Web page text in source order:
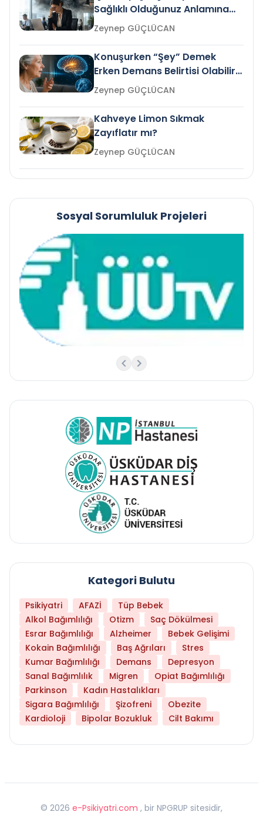
Sağlıklı Olduğunuz Anlamına
Gelir mi?Zeynep GÜÇLÜCAN
Konuşurken “Şey” Demek
Erken Demans Belirtisi Olabilir
mi?
Zeynep GÜÇLÜCAN
Kahveye Limon Sıkmak
Zayıflatır mı?
Zeynep GÜÇLÜCAN
Sosyal Sorumluluk Projeleri
Kategori Bulutu
Psikiyatri AFAZİ
Tüp Bebek
Alkol Bağımlılığı
Otizm
Saç Dökülmesi
Esrar Bağımlılığı
Alzheimer
Bebek Gelişimi
Kokain Bağımlılığı
Baş Ağrıları
Stres
Kumar Bağımlılığı
Demans
Depresyon
Sanal Bağımlılık
Migren
Opiat Bağımlılığı
Parkinson
Kadın Hastalıkları
Sigara Bağımlılığı
Şizofreni
Obezite
Kardioloji
Bipolar Bozukluk Cilt Bakımı
© 2026 e-Psikiyatri.com , bir NPGRUP sitesidir,